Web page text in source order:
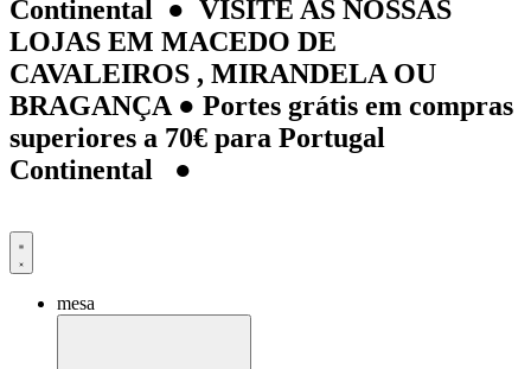
Continental ● VISITE AS NOSSAS
LOJAS EM MACEDO DE
CAVALEIROS , MIRANDELA OU
BRAGANÇA ● Portes grátis em compras
superiores a 70€ para Portugal
Continental ●
mesa